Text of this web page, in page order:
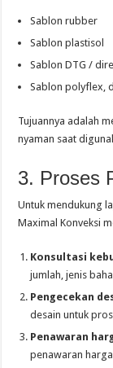
Sablon rubber
Sablon plastisol
Sablon DTG /
Sablon polyflex,
Tujuannya adalah
nyaman saat
3. Proses
Untuk mendukung
Maximal Konveksi
Konsultasi
jumlah, jenis
Pengecekan
desain untuk
Penawaran
penawaran